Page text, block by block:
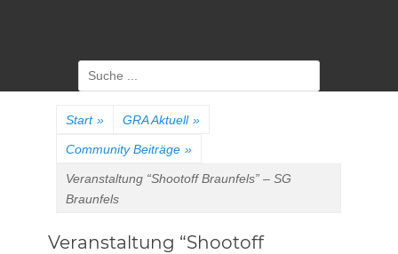
Suche
nach:
Start » GRA Aktuell »
Community Beiträge »
Veranstaltung “Shootoff Braunfels” – SG
Braunfels
Veranstaltung “Shootoff